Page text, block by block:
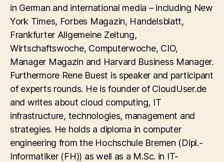
in German and international media – including New
York Times, Forbes Magazin, Handelsblatt,
Frankfurter Allgemeine Zeitung,
Wirtschaftswoche, Computerwoche, CIO,
Manager Magazin and Harvard Business Manager.
Furthermore Rene Buest is speaker and participant
of experts rounds. He is founder of CloudUser.de
and writes about cloud computing, IT
infrastructure, technologies, management and
strategies. He holds a diploma in computer
engineering from the Hochschule Bremen (Dipl.-
Informatiker (FH)) as well as a M.Sc. in IT-